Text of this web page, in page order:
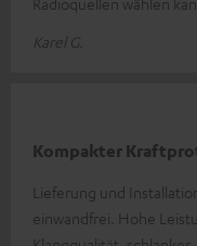
Karel G.
Kompakter
Lieferung und
einwandfrei. Hohe